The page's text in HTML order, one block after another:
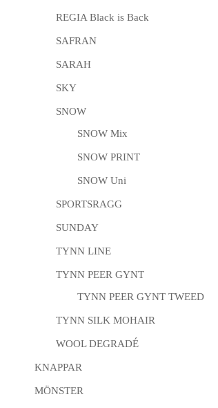
REGIA Black is Back
SAFRAN
SARAH
SKY
SNOW
SNOW Mix
SNOW PRINT
SNOW Uni
SPORTSRAGG
SUNDAY
TYNN LINE
TYNN PEER GYNT
TYNN PEER GYNT TWEED
TYNN SILK MOHAIR
WOOL DEGRADÉ
KNAPPAR
MÖNSTER